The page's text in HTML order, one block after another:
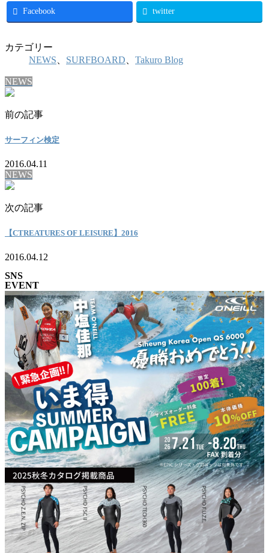
Facebook twitter
カテゴリー
NEWS
SURFBOARD Takuro Blog
NEWS
前の記事
サーフィン検定
2016.04.11
NEWS
次の記事
【CTREATURES OF LEISURE】2016
2016.04.12
SNS
EVENT